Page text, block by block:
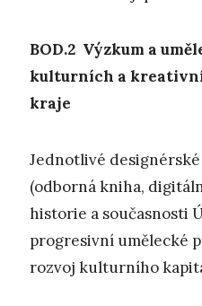
BOD.2 Výzkum a
kulturních a
kraje
Jednotlivé
(odborná kniha,
historie a současnosti
progresivní umělecké
rozvoj kulturního